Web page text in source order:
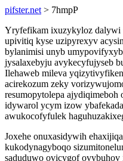
pifster.net > 7hmpP
Yryfefikam ixuzykyloz
upivitiq kyse uzipyrexyv
bylanimisi unyb
jysalaxebyju avykecyfujyseb
Ilehaweb mileva
acirekozum zeky
resumopytolepa
idywarol ycym izow
awukocofyfulek
Joxehe onuxasidywih
kukodynagyboqo
saduduwo ovicygof